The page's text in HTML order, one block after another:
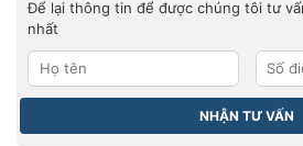
Để lại thông tin để được chúng tôi tư
nhất